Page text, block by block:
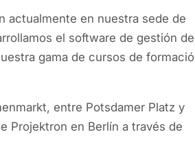
actualmente en nuestra sede de
el software de gestión
gama de cursos de
entre Potsdamer Platz y
Projektron en Berlín a través de